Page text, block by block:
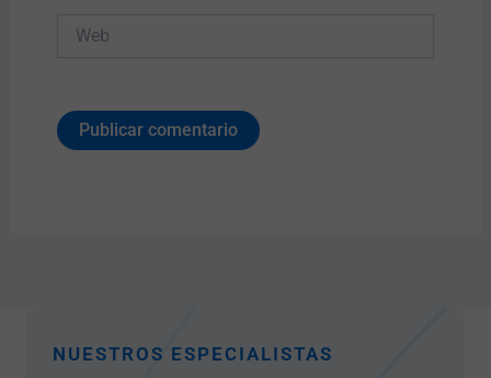
NUESTROS ESPECIALISTAS